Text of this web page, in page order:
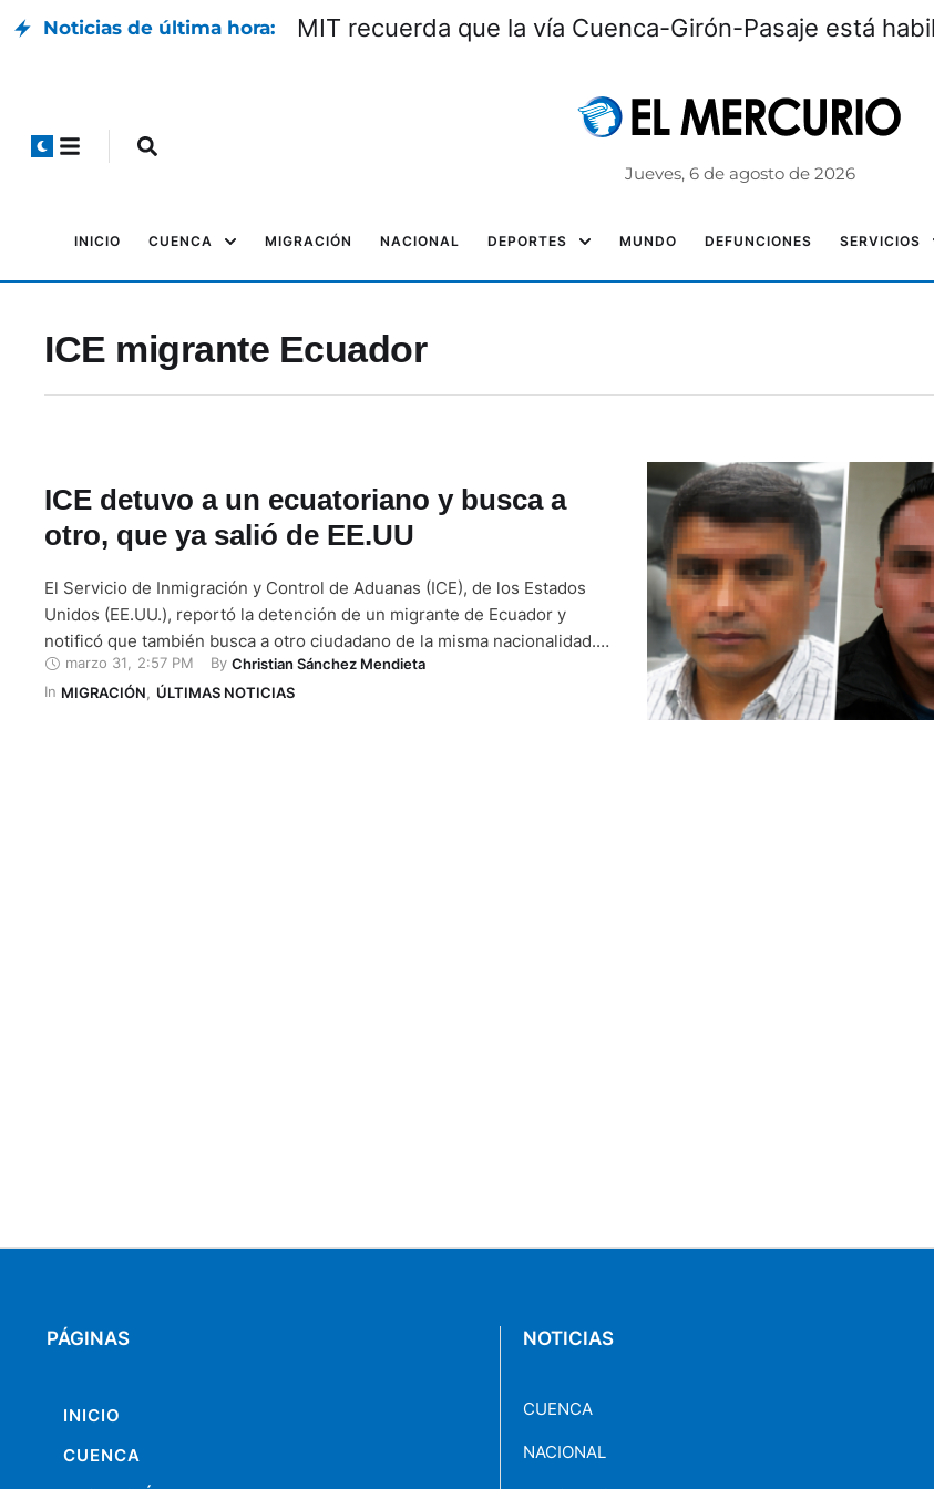
Noticias de última hora: MIT recuerda que la vía Cuenca-Girón-Pasaje está
Jueves, 6 de agosto de 2026
INICIO CUENCA MIGRACIÓN NACIONAL DEPORTES MUNDO DEFUNCIONES SERVICIOS
ICE migrante Ecuador
ICE detuvo a un ecuatoriano y busca a
otro, que ya salió de EE.UU
El Servicio de Inmigración y Control de Aduanas (ICE), de los Estados
Unidos (EE.UU.), reportó la detención de un migrante de Ecuador y
notificó que también busca a otro ciudadano de la misma nacionalidad.
Identificó al detenido como Freddy Ch. y, de acuerdo con un reporte del
organismo gubernamental, lo califica como criminal. Además, señala …
marzo 31 2:57 PM By Christian Sánchez Mendieta
In MIGRACIÓN, ÚLTIMAS NOTICIAS
PÁGINAS
INICIO
CUENCA
NOTICIAS
CUENCA
NACIONAL